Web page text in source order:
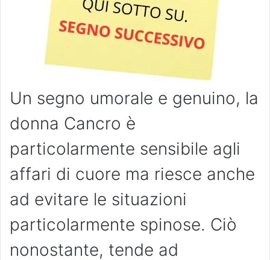
Un segno umorale e genuino, la
donna Cancro è
particolarmente sensibile agli
affari di cuore ma riesce anche
ad evitare le situazioni
particolarmente spinose. Ciò
nonostante, tende ad